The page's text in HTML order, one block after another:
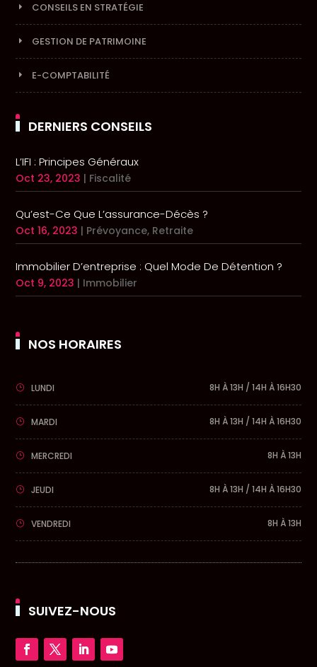
CONSEILS EN STRATÉGIE
GESTION DE PATRIMOINE
E-COMPTABILITÉ
DERNIERS CONSEILS
L’IFI : Principes Généraux
Oct 23, 2023 | Fiscalité
Qu’est-Ce Que L’assurance-Décès ?
Oct 16, 2023 | Prévoyance, Retraite
Immobilier D’entreprise : Quel Mode De Détention ?
Oct 9, 2023 | Immobilier
NOS HORAIRES
LUNDI 8H À 13H / 14H À 16H30
MARDI 8H À 13H / 14H À 16H30
MERCREDI 8H À 13H
JEUDI 8H À 13H / 14H À 16H30
VENDREDI 8H À 13H
SUIVEZ-NOUS